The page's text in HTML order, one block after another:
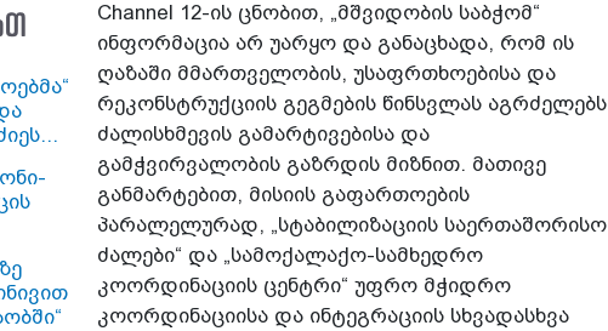
Channel 12-ის ცნობით, „მშვიდობის საბჭომ“
ინფორმაცია არ უარყო და განაცხადა, რომ ის
ღაზაში მმართველობის, უსაფრთხოებისა და
რეკონსტრუქციის გეგმების წინსვლას აგრძელებს
ძალისხმევის გამარტივებისა და
გამჭვირვალობის გაზრდის მიზნით. მათივე
განმარტებით, მისიის გაფართოების
პარალელურად, „სტაბილიზაციის საერთაშორისო
ძალები“ და „სამოქალაქო-სამხედრო
კოორდინაციის ცენტრი“ უფრო მჭიდრო
კოორდინაციისა და ინტეგრაციის სხვადასხვა